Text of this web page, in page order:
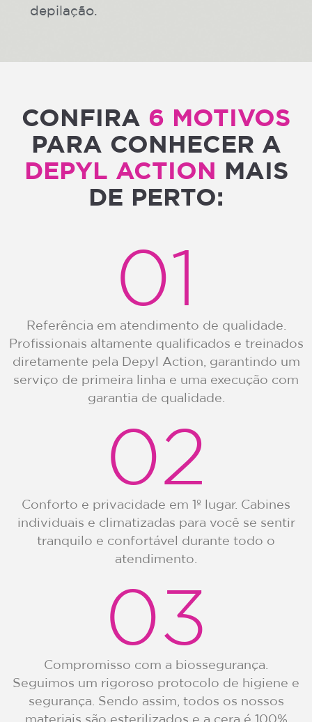
depilação.
CONFIRA 6 MOTIVOS
PARA CONHECER A
DEPYL ACTION MAIS
DE PERTO:
01
Referência em atendimento de qualidade.
Profissionais altamente qualificados e treinados
diretamente pela Depyl Action, garantindo um
serviço de primeira linha e uma execução com
garantia de qualidade.
02
Conforto e privacidade em 1º lugar. Cabines
individuais e climatizadas para você se sentir
tranquilo e confortável durante todo o
atendimento.
03
Compromisso com a biossegurança.
Seguimos um rigoroso protocolo de higiene e
segurança. Sendo assim, todos os nossos
materiais são esterilizados e a cera é 100%